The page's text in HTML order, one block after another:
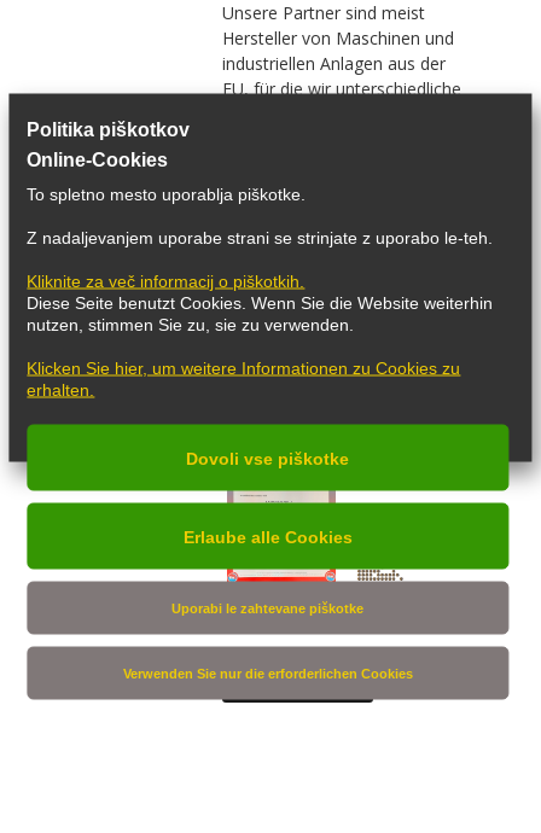
Politika piškotkov
Online-Cookies
To spletno mesto uporablja piškotke.
Z nadaljevanjem uporabe strani se strinjate z uporabo le-teh.
Kliknite za več informacij o piškotkih.
Diese Seite benutzt Cookies. Wenn Sie die Website weiterhin
nutzen, stimmen Sie zu, sie zu verwenden.
Klicken Sie hier, um weitere Informationen zu Cookies zu
erhalten.
Dovoli vse piškotke
Erlaube alle Cookies
Uporabi le zahtevane piškotke
Verwenden Sie nur die erforderlichen Cookies
Unsere Partner sind meist
Hersteller von Maschinen und
industriellen Anlagen aus der
EU, für die wir unterschiedliche
Mehr info